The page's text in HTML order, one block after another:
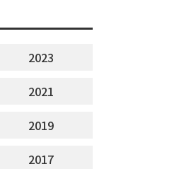
2023
2021
2019
2017